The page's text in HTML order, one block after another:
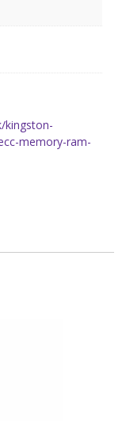
kingston-
memory-ram-